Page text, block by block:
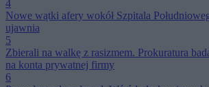
4
Nowe wątki afery wokół Szpitala
ujawnia
5
Zbierali na walkę z rasizmem. Prokuratura
na konta prywatnej firmy
6